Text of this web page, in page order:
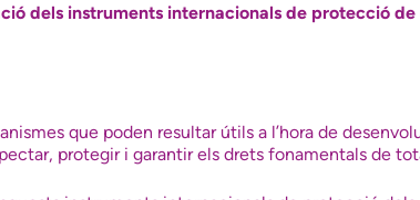
dels instruments internacionals de protecció de
que poden resultar útils a l’hora de
protegir i garantir els drets fonamentals de